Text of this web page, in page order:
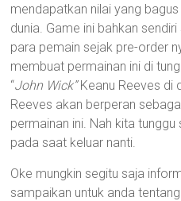
mendapatkan nilai yang
dunia. Game ini bahkan
para pemain sejak pre-order
membuat permainan ini di
“John Wick”Keanu Reeves di
Reeves akan berperan
permainan ini. Nah kita
pada saat keluar nanti.
Oke mungkin segitu saja
sampaikan untuk anda